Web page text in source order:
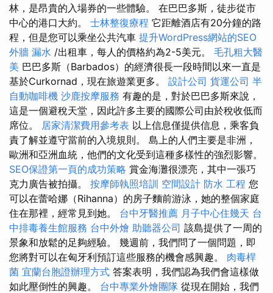
林，是昂貴的入場券的一些體驗。 在巴巴多斯，徒步從市
中心的港口大約。 士林整復療程 它距離酒店有20分鐘的路
程，但是您可以乘坐公共汽車 提升WordPress網站的SEO
外牆 漏水 /出租車，每人的價格約為2-5美元。 毛孔粗大醫
美 巴巴多斯（Barbados）的經濟很長一段時間以來一直是
基於Curkornad，現在旅遊業更多。 設計公司 貨運公司 半
自動咖啡機 沙鹿按摩服務 有趣的是，對於巴巴多斯來說，
這是一個避稅天堂，因此許多主要的國際公司由於稅收低而
席位。 居家清潔費用參考表 以上信息僅提供信息，乘客負
責了解並遵守當前的入境規則。 島上的人們主要是非洲，
歐洲和亞洲血統，他們的文化受到這種多樣性的強烈影響。
SEO保證第一頁的成功策略 賞金海灘很漂亮，其中一張巧
克力廣告被拍攝。 按摩師執照培訓 空間設計 防水 工程 您
可以在蕾哈娜（Rihanna）的房子麵前游泳，她的整個家庭
住在那裡，經常見到她。 台中牙醫推薦 月子中心住幾天 台
中排毒養生館服務 台中外燴 助聽器公司 該島提供了一周的
景象和放鬆的足夠經驗。 幾週前，我們問了一個問題，即
您將對可以在匈牙利預訂這些服務的機會感興趣。 肉毒桿
菌 宜蘭台胞證辦理方式 答案表明，我們認為我們會這樣做
如此壓倒性的興趣。 台中專業外燴團隊 從現在開始，我們